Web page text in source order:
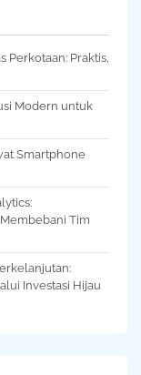
Perkotaan: Praktis,
Modern untuk
Smartphone
Tim
Investasi Hijau